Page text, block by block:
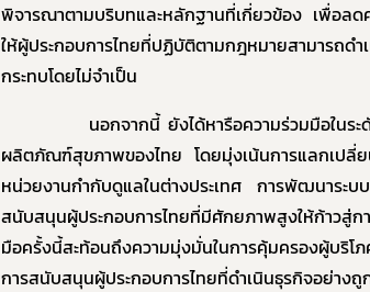
พิจารณาตามบริบทและหลักฐานที่เกี่ยวข้อง เพื่อล
ให้ผู้ประกอบการไทยที่ปฏิบัติตามกฎหมายสามารถดำ
กระทบโดยไม่จำเป็น
นอกจากนี้ ยังได้หารือความร่วมมือในร
ผลิตภัณฑ์สุขภาพของไทย โดยมุ่งเน้นการแลกเปลี่
หน่วยงานกำกับดูแลในต่างประเทศ การพัฒนาระ
สนับสนุนผู้ประกอบการไทยที่มีศักยภาพสูงให้ก้าวสู่ก
มือครั้งนี้สะท้อนถึงความมุ่งมั่นในการคุ้มครองผู้บ
การสนับสนุนผู้ประกอบการไทยที่ดำเนินธุรกิจอย่